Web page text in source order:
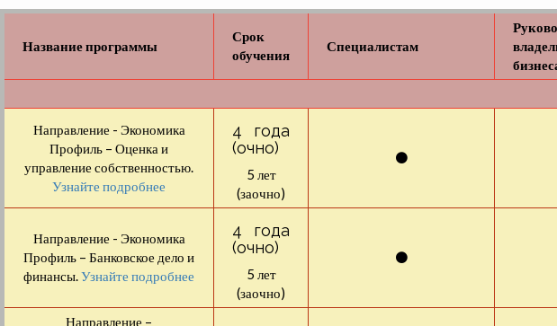
Название программы
Срок
обучения
Специалистам
Направление - Экономика
Профиль – Оценка и
управление собственностью.
Узнайте подробнее
4 года
(очно)
5 лет
(заочно)
⚫
Направление - Экономика
Профиль – Банковское дело и
финансы.Узнайте подробнее
4 года
(очно)
5 лет
(заочно)
⚫
Направление –